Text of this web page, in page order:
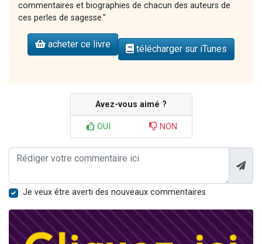
commentaires et biographies de chacun des auteurs de
ces perles de sagesse."
acheter ce livre télécharger sur iTunes
Avez-vous aimé ?
OUI NON
Je veux être averti des nouveaux commentaires